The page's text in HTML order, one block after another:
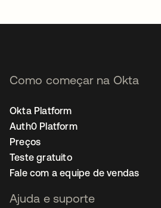
Como começar na Okta
Okta Platform
Auth0 Platform
Preços
Teste gratuito
Fale com a equipe de vendas
Ajuda e suporte